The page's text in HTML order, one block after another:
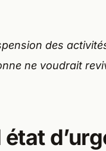
des
ne voudrait